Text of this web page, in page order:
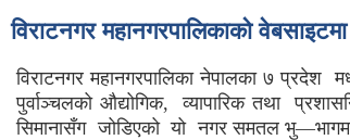
विराटनगर महानगरपालिकाको
विराटनगर महानगरपालिका नेपालका ७ प्रदेश
पुर्वाञ्चलको औद्योगिक, व्यापारिक तथा
सिमानासँग जोडिएको यो नगर समतल